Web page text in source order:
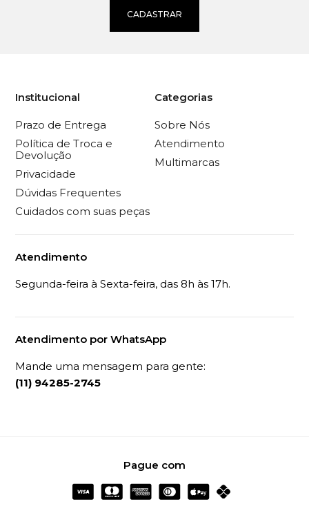
CADASTRAR
Institucional
Prazo de Entrega
Política de Troca e
Devolução
Privacidade
Dúvidas Frequentes
Cuidados com suas peças
Categorias
Sobre Nós
Atendimento
Multimarcas
Atendimento
Segunda-feira à Sexta-feira, das 8h às 17h.
Atendimento por WhatsApp
Mande uma mensagem para gente:
(11) 94285-2745
Pague com